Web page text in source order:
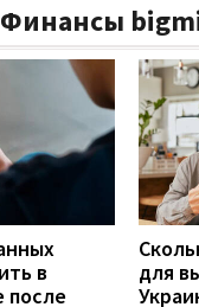
в
после
для